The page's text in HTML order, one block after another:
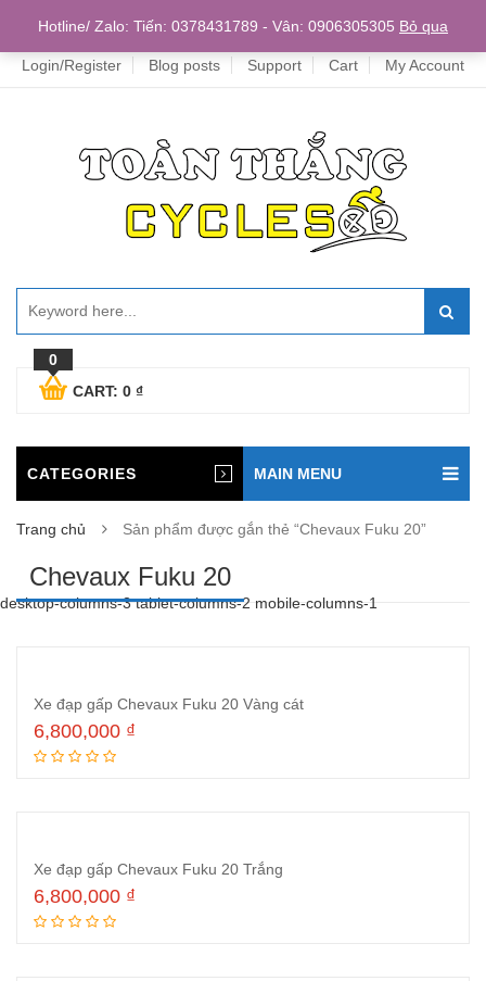
Home
Login/Register Blog posts Support Cart My Account
0
CART: 0 ₫
CATEGORIES MAIN MENU
Trang chủ Sản phẩm được gắn thẻ “Chevaux Fuku 20”
Chevaux Fuku 20
desktop-columns-3 tablet-columns-2 mobile-columns-1
Xe đạp gấp Chevaux Fuku 20 Vàng cát
6,800,000 ₫
Xe đạp gấp Chevaux Fuku 20 Trắng
6,800,000 ₫
Hotline/ Zalo: Tiến: 0378431789 - Vân: 0906305305 Bỏ qua